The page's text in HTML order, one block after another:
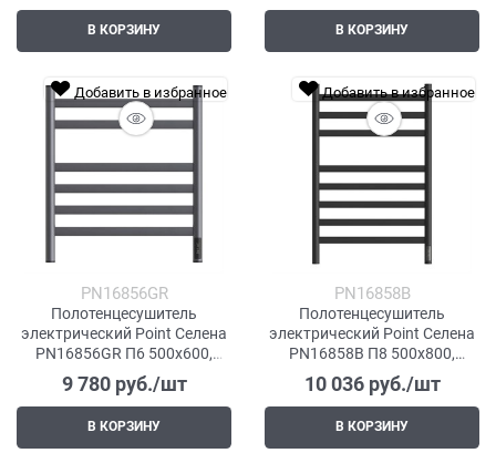
В КОРЗИНУ В КОРЗИНУ
Добавить в избранное
PN16856GR
Полотенцесушитель
электрический Point Селена
PN16856GR П6 500x600,
диммер справа, графит
премиум
9 780 руб./шт
В КОРЗИНУ
Добавить в избранное
PN16858B
Полотенцесушитель
электрический Point Селена
PN16858B П8 500x800,
диммер справа, черный
10 036 руб./шт
В КОРЗИНУ